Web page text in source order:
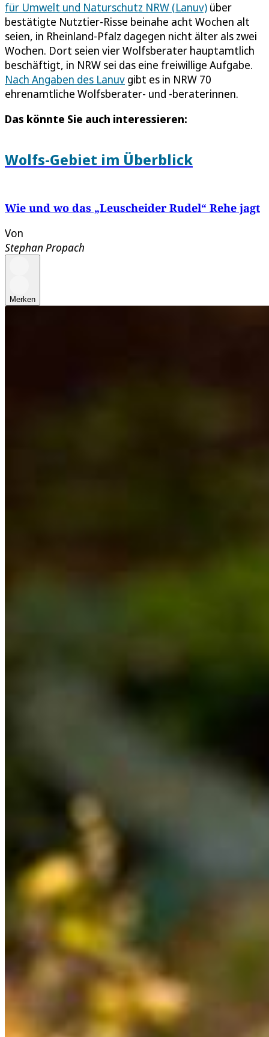
für Umwelt und Naturschutz NRW (Lanuv) über
bestätigte Nutztier-Risse beinahe acht Wochen alt
seien, in Rheinland-Pfalz dagegen nicht älter als zwei
Wochen. Dort seien vier Wolfsberater hauptamtlich
beschäftigt, in NRW sei das eine freiwillige Aufgabe.
Nach Angaben des Lanuv gibt es in NRW 70
ehrenamtliche Wolfsberater- und -beraterinnen.
Das könnte Sie auch interessieren:
Wolfs-Gebiet im Überblick
Wie und wo das „Leuscheider Rudel“ Rehe jagt
Von
Stephan Propach
Merken